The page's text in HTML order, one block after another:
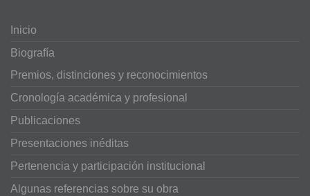
Inicio
Biografía
Premios, distinciones y reconocimientos
Cronología académica y profesional
Publicaciones
Presentaciones inéditas
Pertenencia y participación institucional
Algunas referencias sobre su obra